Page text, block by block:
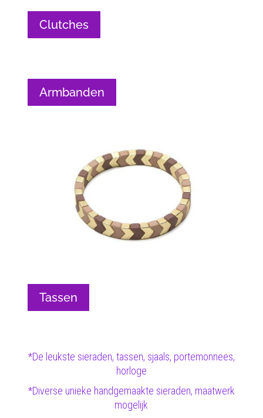
Clutches
Armbanden
Tassen
*De leukste sieraden, tassen, sjaals, portemonnees,
horloge
*Diverse unieke handgemaakte sieraden, maatwerk
mogelijk